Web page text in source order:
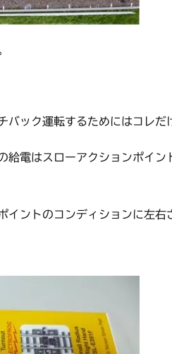
バック運転するためにはコレだ
給電はスローアクションポイ
イントのコンディションに左右